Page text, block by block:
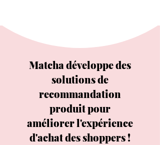
Matcha développe des
solutions de
recommandation
produit pour
améliorerl'expérience
d'achat des shoppers !